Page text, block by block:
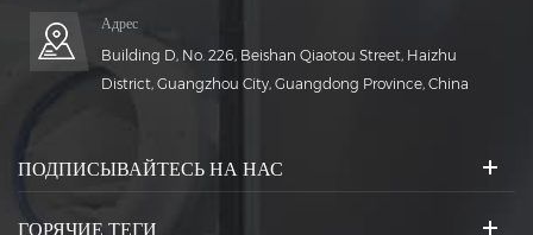
Адрес
Building D, No. 226, Beishan Qiaotou Street, Haizhu
District, Guangzhou City, Guangdong Province, China
ПОДПИСЫВАЙТЕСЬ НА НАС
ГОРЯЧИЕ ТЕГИ